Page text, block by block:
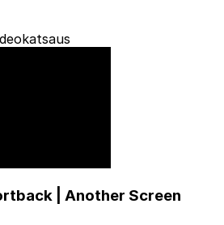
| Another Screen